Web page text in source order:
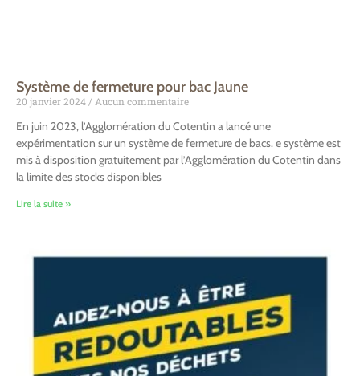
Système de fermeture pour bac Jaune
20 janvier 2024 Aucun commentaire
En juin 2023, l’Agglomération du Cotentin a lancé une
expérimentation sur un système de fermeture de bacs. e système est
mis à disposition gratuitement par l’Agglomération du Cotentin dans
la limite des stocks disponibles
Lire la suite »